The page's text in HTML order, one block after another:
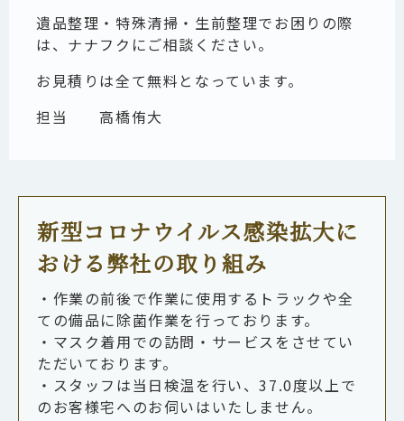
遺品整理・特殊清掃・生前整理でお困りの際
は、ナナフクにご相談ください。
お見積りは全て無料となっています。
担当
高橋侑大
新型コロナウイルス感染拡大に
おける弊社の取り組み
・作業の前後で作業に使用するトラックや全
ての備品に除菌作業を行っております。
・マスク着用での訪問・サービスをさせてい
ただいております。
・スタッフは当日検温を行い、37.0度以上で
のお客様宅へのお伺いはいたしません。